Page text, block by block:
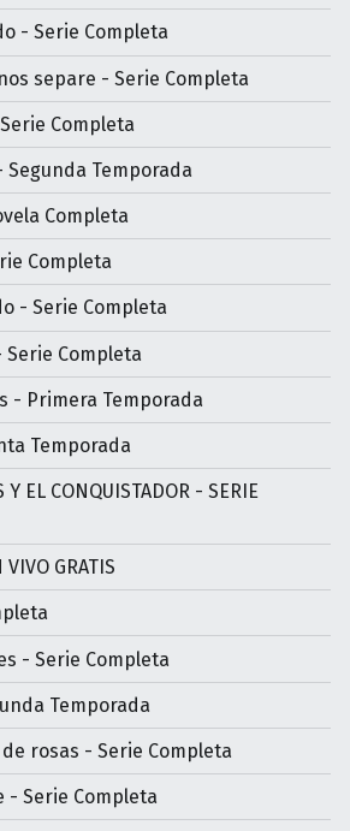
- Serie Completa
separe - Serie Completa
Completa
Segunda Temporada
Completa
Completa
- Serie Completa
Serie Completa
- Primera Temporada
Temporada
Y EL CONQUISTADOR - SERIE
VIVO GRATIS
- Serie Completa
Temporada
rosas - Serie Completa
- Serie Completa